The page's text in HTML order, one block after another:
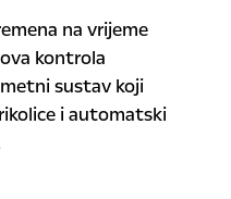
na vrijeme
kontrola
sustav koji
i automatski